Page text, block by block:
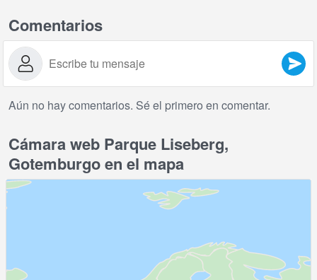
Comentarios
Aún no hay comentarios. Sé el primero en comentar.
Cámara web Parque Liseberg,
Gotemburgo en el mapa